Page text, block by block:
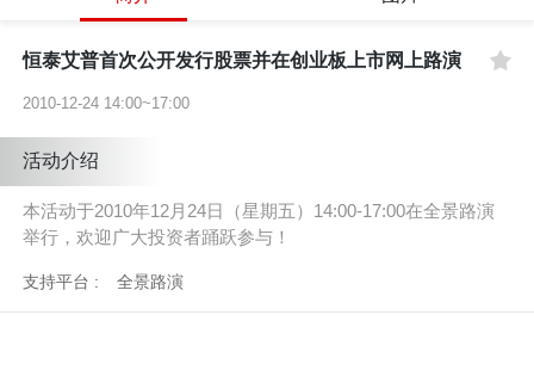
恒泰艾普首次公开发行股票并在创业板上市网上路演
2010-12-24 14:00~17:00
活动介绍
本活动于2010年12月24日（星期五）14:00-17:00在全景路演
举行，欢迎广大投资者踊跃参与！
支持平台 : 全景路演